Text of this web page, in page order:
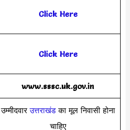
Click Here
Click Here
www.sssc.uk.gov.in
उम्मीदवारउत्तराखंडका मूल निवासी होना
चाहिए